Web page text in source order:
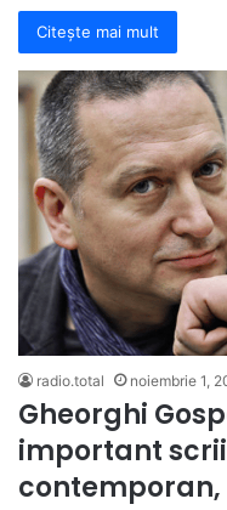
Citește mai mult
radio.total noiembrie 1,
Gheorghi
important